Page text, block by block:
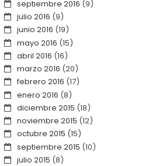
septiembre 2016 (9)
julio 2016 (9)
junio 2016 (19)
mayo 2016 (15)
abril 2016 (16)
marzo 2016 (20)
febrero 2016 (17)
enero 2016 (8)
diciembre 2015 (18)
noviembre 2015 (12)
octubre 2015 (15)
septiembre 2015 (10)
julio 2015 (8)